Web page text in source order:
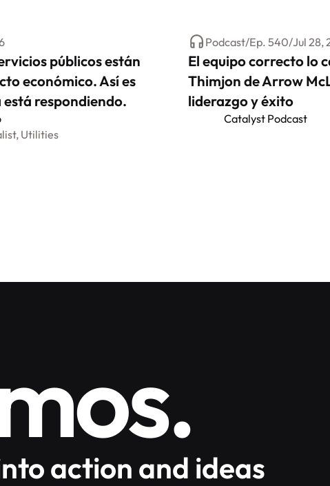
públicos están
económico. Así es
respondiendo.
Utilities
Podcast/Ep. 540/Jul 28,
El equipo correcto lo
Thimjon de Arrow
liderazgo y éxito
Catalyst Podcast
action and ideas